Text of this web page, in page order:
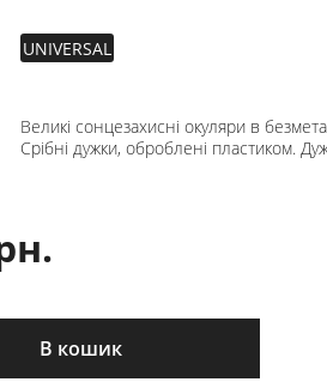
UNIVERSAL
Великі сонцезахисні окуляри в
Срібні дужки, оброблені пластиком.
В кошик